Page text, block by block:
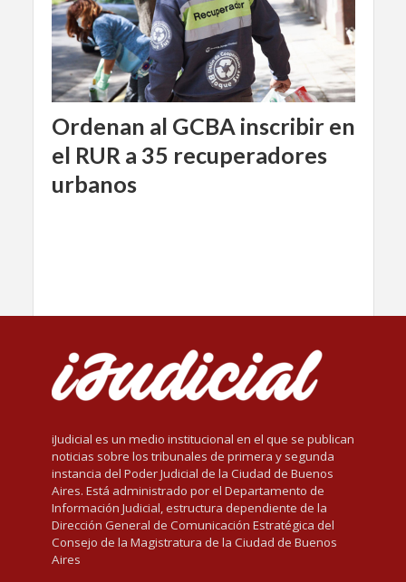
Ordenan al GCBA inscribir en
el RUR a 35 recuperadores
urbanos
iJudicial es un medio institucional en el que se publican
noticias sobre los tribunales de primera y segunda
instancia del Poder Judicial de la Ciudad de Buenos
Aires. Está administrado por el Departamento de
Información Judicial, estructura dependiente de la
Dirección General de Comunicación Estratégica del
Consejo de la Magistratura de la Ciudad de Buenos
Aires